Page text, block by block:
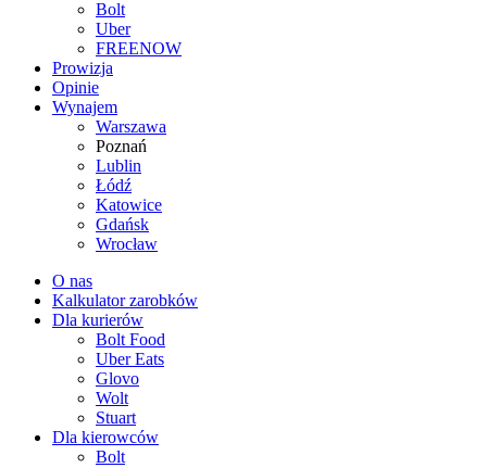
Bolt
Uber
FREENOW
Prowizja
Opinie
Wynajem
Warszawa
Poznań
Lublin
Łódź
Katowice
Gdańsk
Wrocław
O nas
Kalkulator zarobków
Dla kurierów
Bolt Food
Uber Eats
Glovo
Wolt
Stuart
Dla kierowców
Bolt